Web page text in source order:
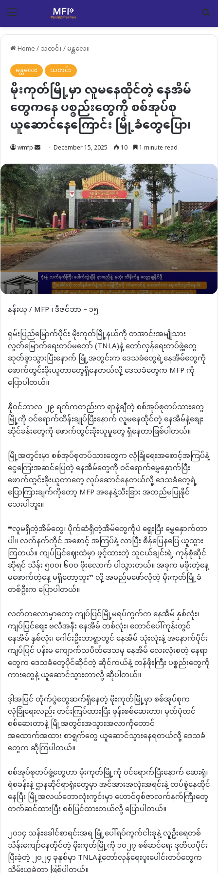
Menu
Home/သတင်း/မန္တလေး
မန္တလေး
သတင်း
မိုးကုတ်မြို့မှာ လူမနေထိုင်တဲ့ နေအိမ်
တွေကနေ ပစ္စည်းတွေကို စစ်အုပ်စု
ယူဆောင်နေကြောင်း မြို့ခံတွေပြော၊
wmfp Send
email
December 15, 2025 10 1 minute read
နန်းယု / MFP ၊ ဒီဇင်ဘာ – ၁၅
ရှမ်းပြည်မြောက်ပိုင်း မိုးကုတ်မြို့နယ်ကို တအာင်းအမျိုူသား
လွတ်မြောက်ရေးတပ်မတော် (TNLA)နဲ့ တော်လှန်ရေးတပ်ဖွဲ့တွေ
ဆုတ်ခွာသွားပြီးနောက် မြို့အတွင်းက ဒေသခံတွေရဲ့နေအိမ်တွေကို
ဖောက်ထွင်းခိုးယူတာတွေရှိနေတယ်လို့ ဒေသခံတွေက MFP ကို
ပြောပါတယ်။
နိုဝင်ဘာလ ၂၉ ရက်ကတည်းက ရာနဲ့ချီတဲ့ စစ်အုပ်စုတပ်သားတွေ
မြို့ကို ၀င်ရောက်ထိန်းချုပ်ပြီးနောက် လူမနေထိုင်တဲ့ နေအိမ်နဲ့စျေး
ဆိုင်ခန်းတွေကို ဖောက်ထွင်းခိုးယူမှုတွေ ရှီနေတာဖြစ်ပါတယ်။
မြို့အတွင်းမှာ စစ်အုပ်စုတပ်သားတွေက လုံခြုံရေးအစောင့်အကြပ်နဲ့
ငွေကြေးအဆင်ပြေတဲ့ နေအိမ်တွေကို ဝင်ရောက်မွှေနှောက်ပြီး
ဖောက်ထွင်းခိုးယူတာတွေ လုပ်ဆောင်နေတယ်လို့ ဒေသခံတွေရဲ့
ပြောကြားချက်ကိုတော့ MFP အနေနဲ့သီးခြား အတည်မပြုနိုင်
သေးပါဘူး။
“လူမရှိတဲ့အိမ်တွေ၊ ပိုက်ဆံရှိတဲ့အိမ်တွေကိုပဲ ရွေးပြီး မွှေနှောက်တာ
ပါ။ လက်နက်ကိုင် အစောင့် အကြပ်နဲ့ လာပြီး စိန်ပြေနပြေ ယူသွား
ကြတယ်။ ကျပ်ပြင်ဈေးထဲမှာ ဖွင့်ထားတဲ့ သူငယ်ချင်းရဲ့ ကုန်စုံဆိုင်
ဆိုရင် သိန်း ၅၀၀၊ ၆၀၀ ဖိုးလောက် ပါသွားတယ်။ အခုက မခိုးတဲ့နေ့
မဖောက်တဲ့နေ့ မရှိတော့ဘူး” လို့ အမည်မဖော်လိုတဲ့ မိုးကုတ်မြို့ခံ
တစ်ဦးက ပြောပါတယ်။
လတ်တလောမှာတော့ ကျပ်ပြင်မြို့မရပ်ကွက်က နေအိမ် နှစ်လုံး၊
ကျပ်ပြင်ဈေး ဗလီအနီး နေအိမ် တစ်လုံး၊ တောင်ပေါ်ကုန်းတွင်
နေအိမ် နှစ်လုံး၊ ဂေါင်းဦးဘာရွာတွင် နေအိမ် သုံးလုံးနဲ့ အနောက်ပိုင်း
ကျပ်ပြင် ပန်းမ ကျောက်သပိတ်ဒေသမှ နေအိမ် လေးလုံးစတဲ့ နေရာ
တွေက ဒေသခံတွေပိုင်ဆိုင်တဲ့ ဆိုင်ကယ်နဲ့ တန်ဖိုးကြီး ပစ္စည်းတွေကို
ကားတွေနဲ့ ယူဆောင်သွားတာလို့ ဆိုပါတယ်။
ဒ့ါအပြင် တိုက်ပွဲတွေဆက်ရှိနေတဲ့ မိုးကုတ်မြို့မှာ စစ်အုပ်စုက
လုံခြုံရေးလည်း တင်းကြပ်ထားပြီး ဖုန်းစစ်ဆေးတာ၊ မှတ်ပုံတင်
စစ်ဆေးတာနဲ့ မြို့အတွင်းအသွားအလာကိုတောင်
အထောက်အထား စာရွက်တွေ ယူဆောင်သွားနေရတယ်လို့ ဒေသခံ
တွေက ဆိုကြပါတယ်။
စစ်အုပ်စုတပ်ဖွဲ့တွေဟာ မိုးကုတ်မြို့ကို ဝင်ရောက်ပြီးနောက် ဆေးရုံ၊
ရဲစခန်းနဲ့ ဌာနဆိုင်ရာရုံးတွေမှာ အင်အားအလုံးအရင်းနဲ့ တပ်စွဲနေထိုင်
နေပြီး မြို့အလယ်ဘောလုံးကွင်းမှာ ဟောင်ဝှစ်ဇာလက်နက်ကြီးတွေ
တက်ဆင်ထားပြီး စစ်ပြင်ထားတယ်လို့ ပြောပါတယ်။
၂၀၁၄ သန်းခေါင်စာရင်းအရ မြို့ပေါ်ရပ်ကွက်ငါးခုနဲ့ လူဦးရေတစ်
သိန်းကျော်နေထိုင်တဲ့ မိုးကုတ်မြို့ကို ၁၀၂၇ စစ်ဆင်ရေး ဒုတိယပိုင်း
ပြီးခဲ့တဲ့ ၂၀၂၄ ခုနှစ်မှာ TNLAနဲ့တော်လှန်ရေးပူးပေါင်းတပ်တွေက